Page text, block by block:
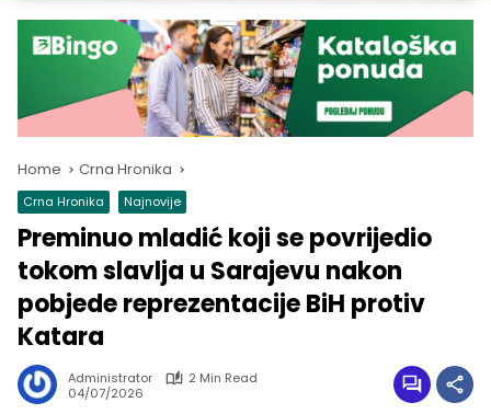
Home Crna Hronika
Crna Hronika Najnovije
Preminuo mladić koji se povrijedio
tokom slavlja u Sarajevu nakon
pobjede reprezentacije BiH protiv
Katara
Administrator
2 Min Read
04/07/2026